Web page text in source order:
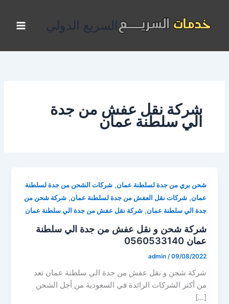
المحتوى
السريع الدولي
شركة نقل عفش من جدة
الي سلطنة عمان
شحن بري من جدة لسلطنة عمان,شركات الشحن من جدة لسلطنة
عمان,شركات نقل العفش من جدة لسلطنة عمان,شركة شحن من
جدة الي سلطنة عمان,شركة نقل عفش من جدة الي سلطنة عمان
شركة شحن و نقل عفش من جدة الي سلطنة
عمان 0560533140
admin /09/08/2022
شركة شحن و نقل عفش من جدة الي سلطنة عمان تعد
من أكثر الشركات الرائدة في السعودية من أجل الشحن
[…]